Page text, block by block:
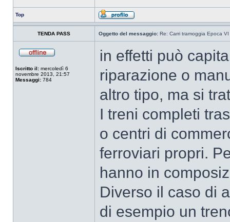
Top
TENDA PASS Oggetto del messaggio: Re: Carri tramoggia Epoca VI
Iscritto il: mercoledì 6
novembre 2013, 21:57
Messaggi: 784
in effetti può
riparazione o
altro tipo, ma si
I treni completi
o centri di
ferroviari propri.
hanno in
Diverso il caso di
di esempio un